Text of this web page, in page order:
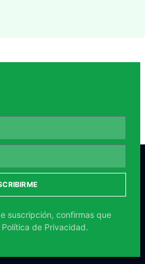
suscripción, confirmas que
Política de Privacidad.